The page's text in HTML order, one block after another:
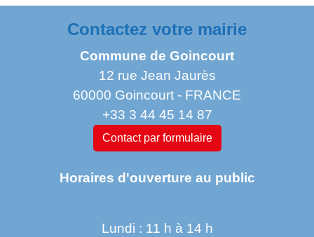
Contactez votre mairie
Commune de Goincourt
12 rue Jean Jaurès
60000 Goincourt - FRANCE
+33 3 44 45 14 87
Contact par formulaire
Horaires d'ouverture au public
Lundi : 11 h à 14 h